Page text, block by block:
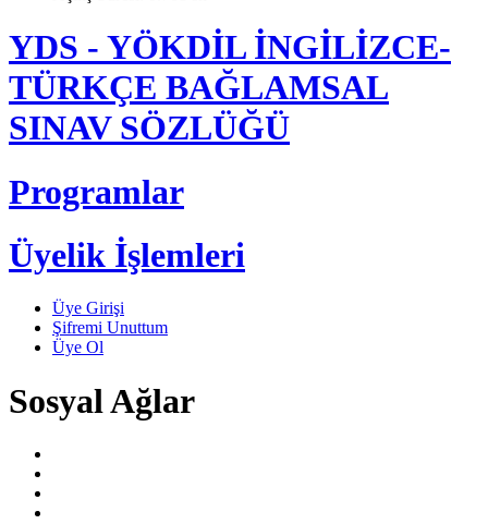
YDS - YÖKDİL İNGİLİZCE-
TÜRKÇE BAĞLAMSAL
SINAV SÖZLÜĞÜ
Programlar
Üyelik İşlemleri
Üye Girişi
Şifremi Unuttum
Üye Ol
Sosyal Ağlar